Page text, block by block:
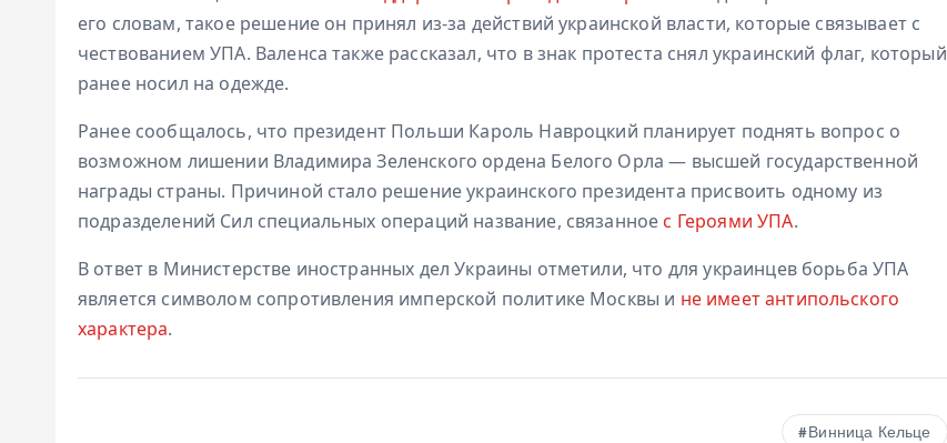
его словам, такое решение он принял из-за действий украинской власти, которые связывает с
чествованием УПА. Валенса также рассказал, что в знак протеста снял украинский флаг, который
ранее носил на одежде.
Ранее сообщалось, что президент Польши Кароль Навроцкий планирует поднять вопрос о
возможном лишении Владимира Зеленского ордена Белого Орла — высшей государственной
награды страны. Причиной стало решение украинского президента присвоить одному из
подразделений Сил специальных операций название, связанное с Героями УПА.
В ответ в Министерстве иностранных дел Украины отметили, что для украинцев борьба УПА
является символом сопротивления имперской политике Москвы и не имеет антипольского
характера.
Винница Кельце